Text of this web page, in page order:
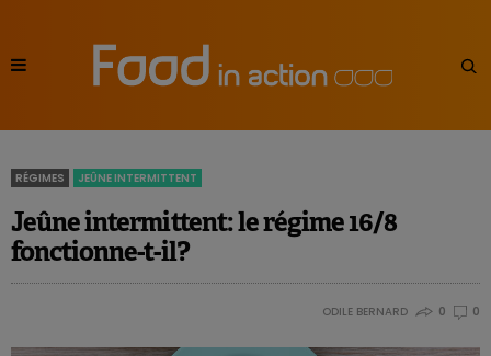
RÉGIMES JEÛNE INTERMITTENT
Jeûne intermittent: le régime 16/8
fonctionne-t-il?
ODILE BERNARD 0 0